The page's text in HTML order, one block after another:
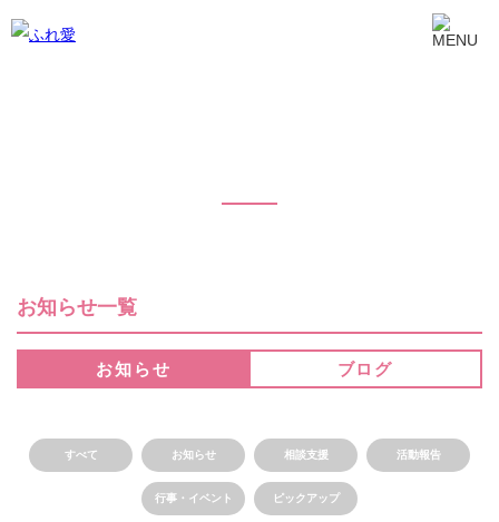
お知らせ一覧
お知らせ ブログ
すべて お知らせ 相談支援 活動報告
行事・イベント ピックアップ